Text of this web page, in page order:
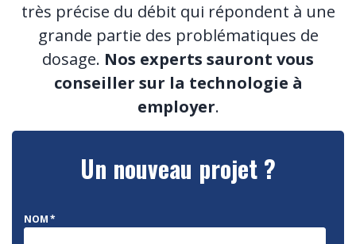
très précise du débit qui répondent à une
grande partie des problématiques de
dosage. Nos experts sauront vous
conseiller sur la technologie à
employer.
Un nouveau projet ?
NOM*